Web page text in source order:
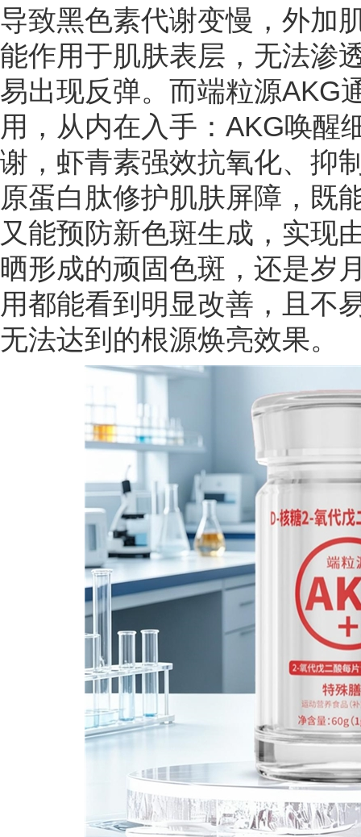
导致黑色素代谢变慢，外加
能作用于肌肤表层，无法渗
易出现反弹。而端粒源AKG
用，从内在入手：AKG唤醒
谢，虾青素强效抗氧化、抑
原蛋白肽修护肌肤屏障，既
又能预防新色斑生成，实现
晒形成的顽固色斑，还是岁
用都能看到明显改善，且不
无法达到的根源焕亮效果。